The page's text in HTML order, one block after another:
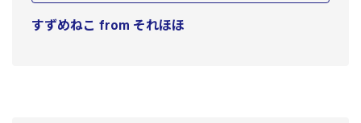
すずめねこ from それほほ